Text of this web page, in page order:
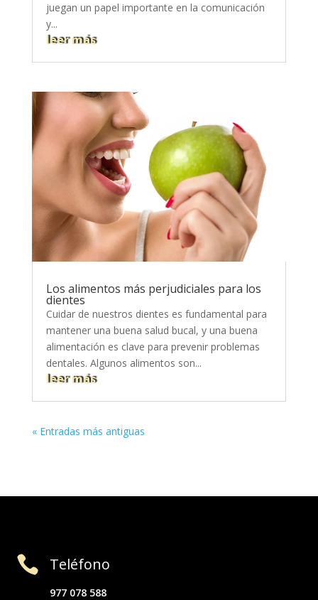
juegan un papel importante en la comunicación
y...
leer más
Los alimentos más perjudiciales para los
dientes
Cuidar de nuestros dientes es fundamental para
mantener una buena salud bucal, y una buena
alimentación es clave para prevenir problemas
dentales. Algunos alimentos son...
leer más
« Entradas más antiguas
 Teléfono
977 078 588